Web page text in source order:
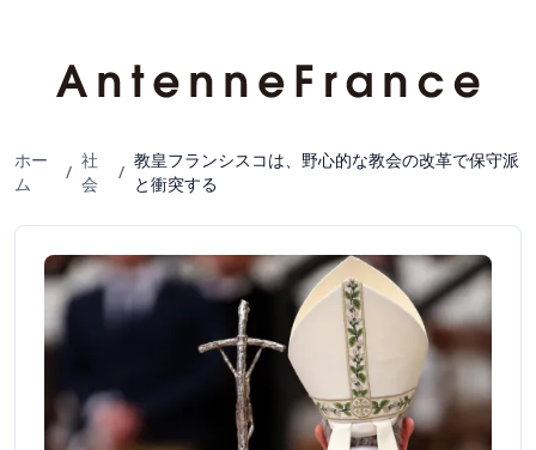
ホー
ム
/
社
会
/
教皇フランシスコは、野心的な教会の改革で保守派
と衝突する